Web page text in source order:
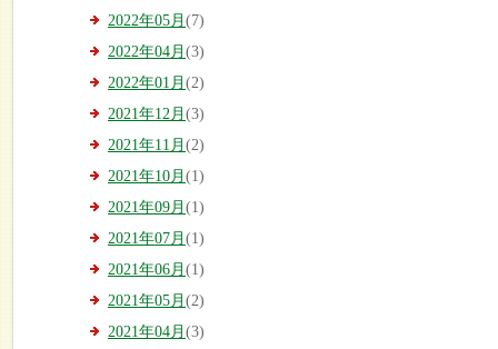
2022年05月 (7)
2022年04月 (3)
2022年01月 (2)
2021年12月 (3)
2021年11月 (2)
2021年10月 (1)
2021年09月 (1)
2021年07月 (1)
2021年06月 (1)
2021年05月 (2)
2021年04月 (3)